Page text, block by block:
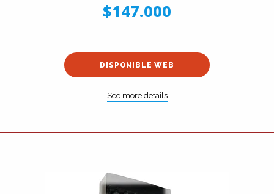
$147.000
DISPONIBLE WEB
See more details